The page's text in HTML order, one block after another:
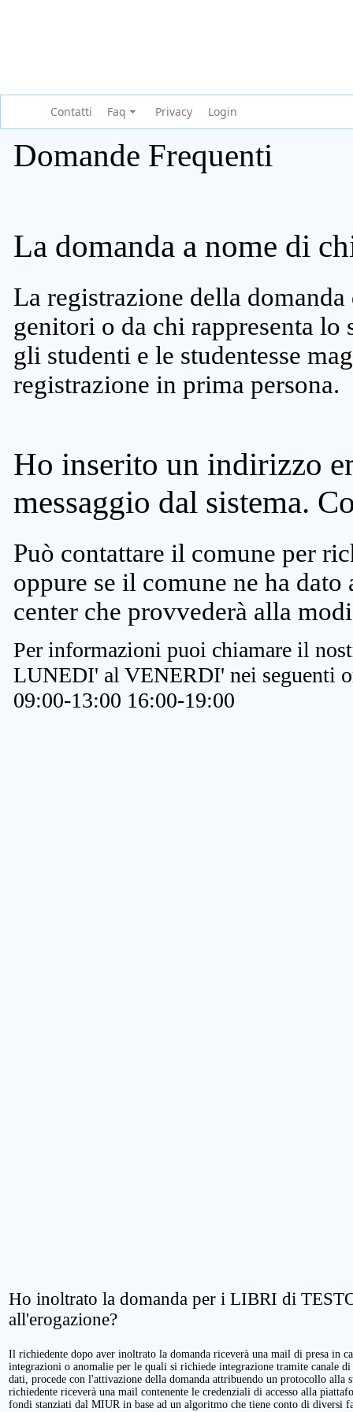
Contatti Faq Privacy Login
Domande Frequenti
La domanda a nome di
La registrazione della
genitori o da chi rappresenta lo
gli studenti e le studentesse
registrazione in prima persona.
Ho inserito un indirizzo
messaggio dal sistema.
Può contattare il comune per
oppure se il comune ne ha
center che provvederà alla
Per informazioni puoi chiamare il
LUNEDI' al VENERDI' nei seguenti
09:00-13:00 16:00-19:00
Ho inoltrato la domanda per i LIBRI di
all'erogazione?
Il richiedente dopo aver inoltrato la domanda riceverà una mail di presa in
integrazioni o anomalie per le quali si richiede integrazione tramite canale
dati, procede con l'attivazione della domanda attribuendo un protocollo alla
richiedente riceverà una mail contenente le credenziali di accesso alla
fondi stanziati dal MIUR in base ad un algoritmo che tiene conto di diversi